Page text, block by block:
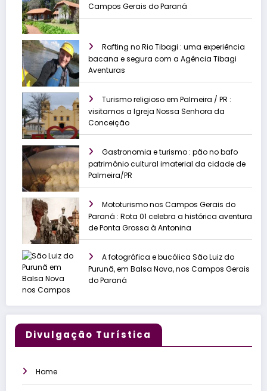
Campos Gerais do Paraná
Rafting no Rio Tibagi : uma experiência
bacana e segura com a Agência Tibagi
Aventuras
Turismo religioso em Palmeira / PR :
visitamos a Igreja Nossa Senhora da
Conceição
Gastronomia e turismo : pão no bafo
patrimônio cultural imaterial da cidade de
Palmeira/PR
Mototurismo nos Campos Gerais do
Paraná : Rota 01 celebra a histórica aventura
de Ponta Grossa à Antonina
A fotográfica e bucólica São Luiz do
Purunã, em Balsa Nova, nos Campos Gerais
do Paraná
Divulgação Turística
Home